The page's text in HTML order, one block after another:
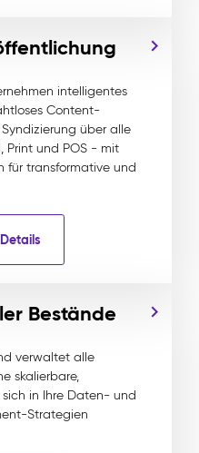
intelligentes
Content-
über alle
Print und POS - mit
für transformative und
Bestände
verwaltet alle
skalierbare,
in Ihre Daten- und
Strategien